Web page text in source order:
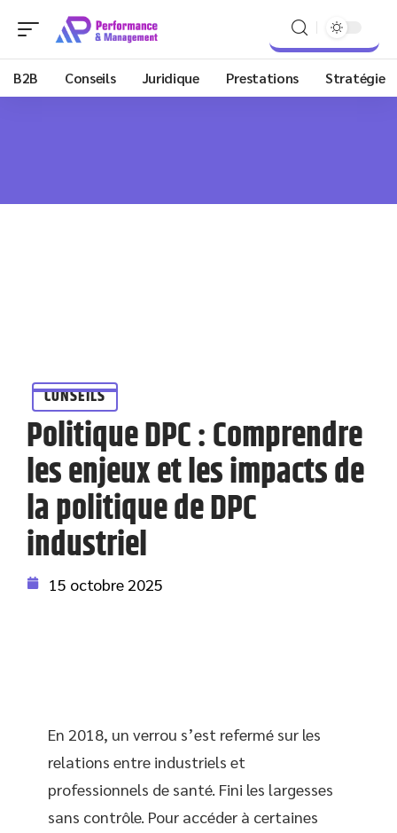
B2B Conseils Juridique Prestations Stratégie
CONSEILS
Politique DPC : Comprendre
les enjeux et les impacts de
la politique de DPC
industriel
15 octobre 2025
En 2018, un verrou s’est refermé sur les
relations entre industriels et
professionnels de santé. Fini les largesses
sans contrôle. Pour accéder à certaines